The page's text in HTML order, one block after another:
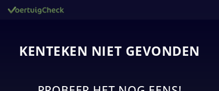
KENTEKEN NIET GEVONDEN